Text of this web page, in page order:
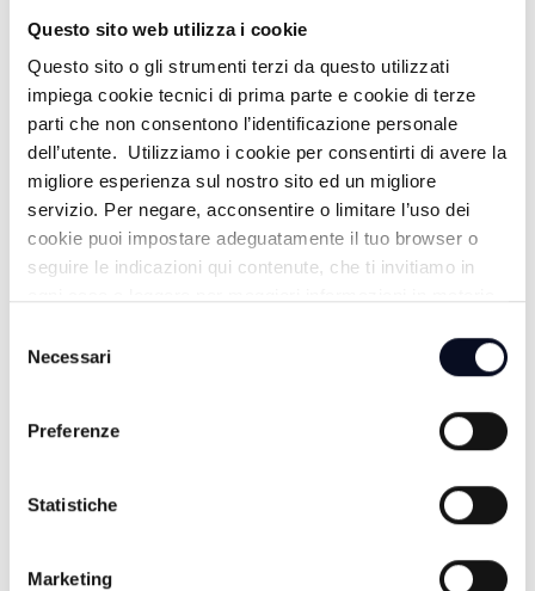
Questo sito web utilizza i cookie
Questo sito o gli strumenti terzi da questo utilizzati
impiega cookie tecnici di prima parte e cookie di terze
parti che non consentono l’identificazione personale
dell’utente. Utilizziamo i cookie per consentirti di avere la
migliore esperienza sul nostro sito ed un migliore
servizio. Per negare, acconsentire o limitare l’uso dei
cookie puoi impostare adeguatamente il tuo browser o
seguire le indicazioni qui contenute, che ti invitiamo in
delNecessari
Preferenze
Statistiche
Marketing
MUSICA LA NOSTRA VITA
FOCUS / FACCIA A FACCIA
18:30
ROMAGNA MIA